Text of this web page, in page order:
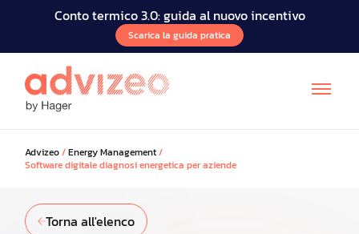
Conto termico 3.0: guida al nuovo incentivo
Scarica la guida pratica
Advizeo/Energy Management/
Software digitale diagnosi energetica per aziende
Torna all'elenco